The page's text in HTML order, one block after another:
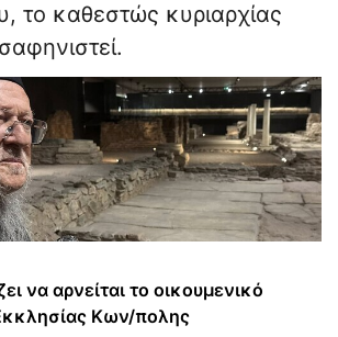
το καθεστώς κυριαρχίας
να αρνείται το οικουμενικό
Κων/πολης